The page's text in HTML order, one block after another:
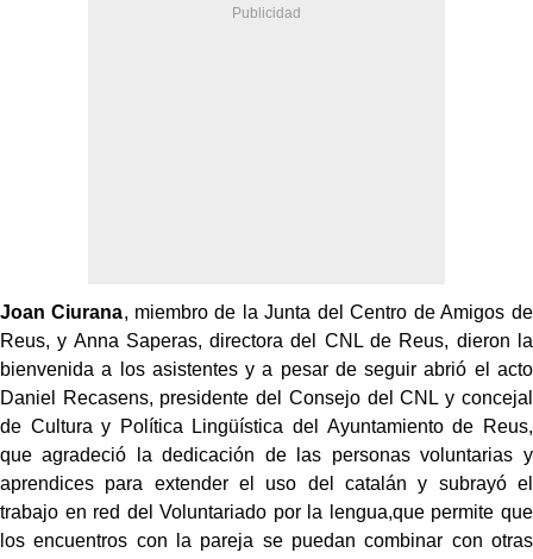
Joan Ciurana, miembro de la Junta del Centro de Amigos de
Reus, y Anna Saperas, directora del CNL de Reus, dieron la
bienvenida a los asistentes y a pesar de seguir abrió el acto
Daniel Recasens, presidente del Consejo del CNL y concejal
de Cultura y Política Lingüística del Ayuntamiento de Reus,
que agradeció la dedicación de las personas voluntarias y
aprendices para extender el uso del catalán y subrayó el
trabajo en red del Voluntariado por la lengua,que permite que
los encuentros con la pareja se puedan combinar con otras